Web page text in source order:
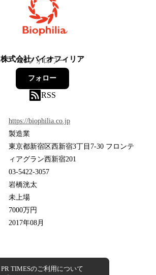
株式会社バイオフィリア
26フォロワー
フォロー
RSS
https://biophilia.co.jp
製造業
東京都新宿区西新宿3丁目7-30 フロンテ
ィアグラン西新宿201
03-5422-3057
岩橋洸太
未上場
7000万円
2017年08月
PR TIMESのご利用について